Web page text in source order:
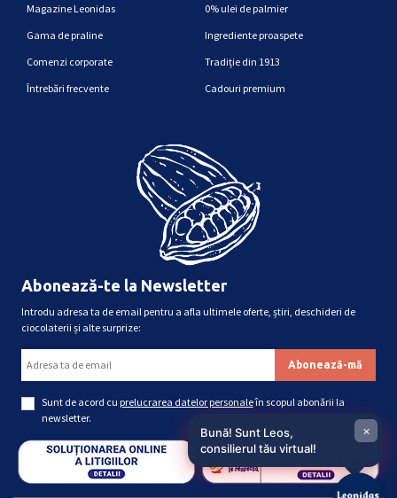
Magazine Leonidas
Gama de praline
Comenzi corporate
Întrebări frecvente
0% ulei de palmier
Ingrediente proaspete
Tradiție din 1913
Cadouri premium
Abonează-te la Newsletter
Introdu adresa ta de email pentru a afla ultimele oferte, știri, deschideri de
ciocolaterii și alte surprize:
Sunt de acord cu prelucrarea datelor personaleîn scopul abonării la
newsletter.
Bună! Sunt Leos,
consilierul tău virtual!
×